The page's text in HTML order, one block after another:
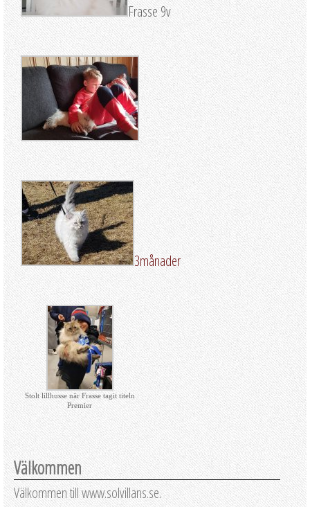
Frasse 9v
3månader
Stolt lillhusse när Frasse tagit titeln
Premier
Välkommen
Välkommen till www.solvillans.se.